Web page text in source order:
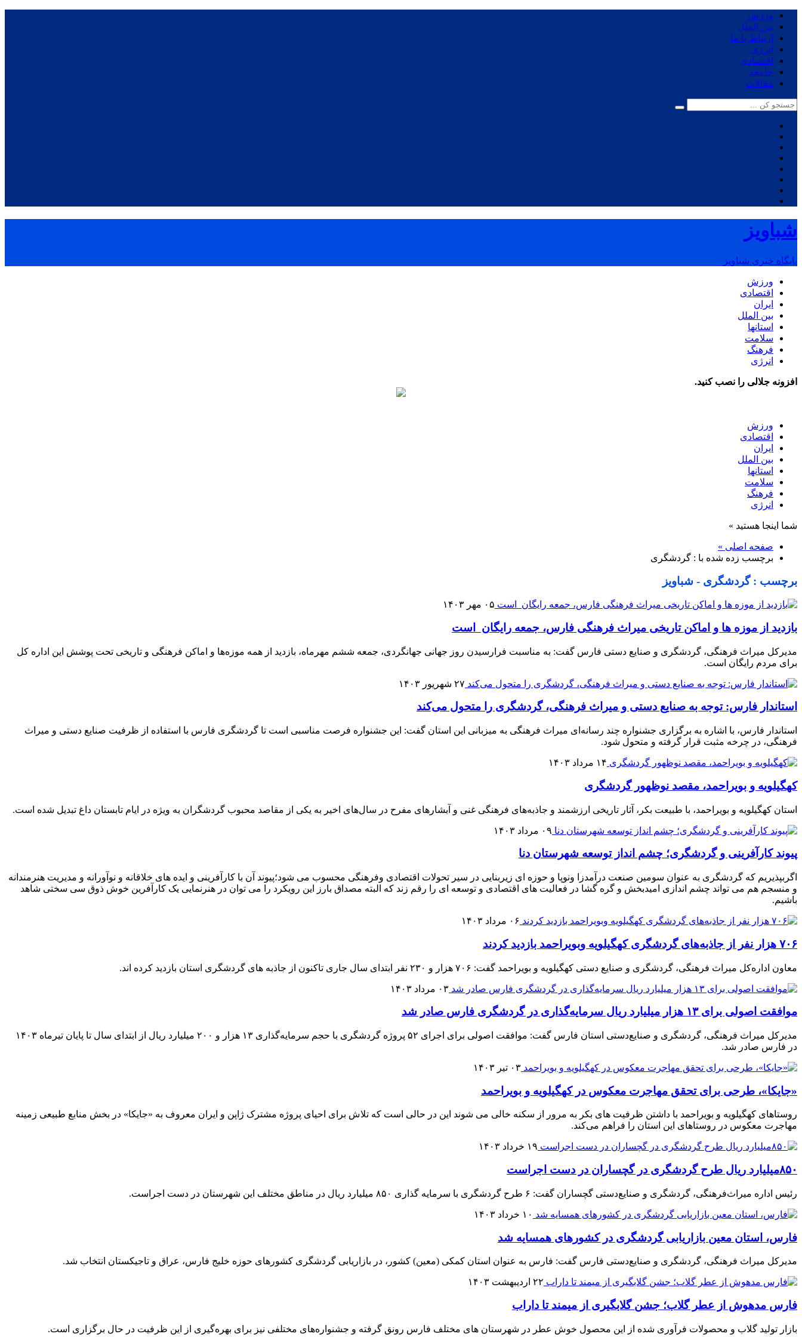
ورزش
بین الملل
ارتباط با ما
انرژی
اقتصادی
جامعه
مقالات
شباویز
پایگاه خبری شباویز
ورزش
اقتصادی
ایران
بین الملل
استانها
سلامت
فرهنگ
انرژی
افزونه جلالی را نصب کنید.
ورزش
اقتصادی
ایران
بین الملل
استانها
سلامت
فرهنگ
انرژی
شما اینجا هستید »
صفحه اصلی »
برچسب زده شده با : گردشگری
برچسب : گردشگری - شباویز
۰۵ مهر ۱۴۰۳
بازدید از موزه ها و اماکن تاریخی میراث فرهنگی فارس، جمعه رایگان است
مدیرکل میراث فرهنگی، گردشگری و صنایع دستی فارس گفت: به مناسبت فرارسیدن روز جهانی جهانگردی، جمعه ششم مهرماه، بازدید از همه موزه‌ها و اماکن فرهنگی و تاریخی تحت پوشش این اداره کل
برای مردم رایگان است.
۲۷ شهریور ۱۴۰۳
استاندار فارس: توجه به صنایع دستی و میراث فرهنگی، گردشگری را متحول می‌کند
استاندار فارس، با اشاره به برگزاری جشنواره چند رسانه‌ای میراث فرهنگی به میزبانی این استان گفت: این جشنواره فرصت مناسبی است تا گردشگری فارس با استفاده از ظرفیت صنایع دستی و میراث
فرهنگی، در چرخه مثبت قرار گرفته و متحول شود.
۱۴ مرداد ۱۴۰۳
کهگیلویه و بویراحمد، مقصد نوظهور گردشگری
استان کهگیلویه و بویراحمد، با طبیعت بکر، آثار تاریخی ارزشمند و جاذبه‌های فرهنگی غنی و آبشارهای مفرح در سال‌های اخیر به یکی از مقاصد محبوب گردشگران به ویژه در ایام تابستان داغ تبدیل شده است.
۰۹ مرداد ۱۴۰۳
پیوند کارآفرینی و گردشگری؛ چشم انداز توسعه شهرستان دنا
اگربپذیریم که گردشگری به عنوان سومین صنعت درآمدزا ونوپا و حوزه ای زیربنایی در سیر تحولات اقتصادی وفرهنگی محسوب می شود؛پیوند آن با کارآفرینی و ایده های خلاقانه و نوآورانه و مدیریت هنرمندانه
و منسجم هم می تواند چشم اندازی امیدبخش و گره گشا در فعالیت های اقتصادی و توسعه ای را رقم زند که البته مصداق بارز این رویکرد را می توان در هنرنمایی یک کارآفرین خوش ذوق سی سختی شاهد
باشیم.
۰۶ مرداد ۱۴۰۳
۷۰۶ هزار نفر از جاذبه‌های گردشگری کهگیلویه وبویراحمد بازدید کردند
معاون اداره‌کل میراث فرهنگی، گردشگری و صنایع دستی کهگیلویه و بویراحمد گفت: ۷۰۶ هزار و ۲۳۰ نفر ابتدای سال جاری تاکنون از جاذبه های گردشگری استان بازدید کرده اند.
۰۳ مرداد ۱۴۰۳
موافقت اصولی برای ۱۳ هزار میلیارد ریال سرمایه‌گذاری در گردشگری فارس صادر شد
مدیرکل میراث فرهنگی، گردشگری و صنایع‌دستی استان فارس گفت: موافقت اصولی برای اجرای ۵۲ پروژه گردشگری با حجم سرمایه‌گذاری ۱۳ هزار و ۲۰۰ میلیارد ریال از ابتدای سال تا پایان تیرماه ۱۴۰۳
در فارس صادر شد.
۰۳ تیر ۱۴۰۳
«جایکا»، طرحی برای تحقق مهاجرت معکوس در کهگیلویه و بویراحمد
روستاهای کهگیلویه و بویراحمد با داشتن ظرفیت های بکر به مرور از سکنه خالی می شوند این در حالی است که تلاش برای احیای پروژه مشترک ژاپن و ایران معروف به «جایکا» در بخش منابع طبیعی زمینه
مهاجرت معکوس در روستاهای این استان را فراهم می‌کند.
۱۹ خرداد ۱۴۰۳
۸۵۰میلیارد ریال طرح گردشگری در گچساران در دست اجراست
رئیس اداره میراث‌فرهنگی، گردشگری و صنایع‌دستی گچساران گفت: ۶ طرح گردشگری با سرمایه گذاری ۸۵۰ میلیارد ریال در مناطق مختلف این شهرستان در دست اجراست.
۱۰ خرداد ۱۴۰۳
فارس، استان معین بازاریابی گردشگری در کشورهای همسایه شد
مدیرکل میراث فرهنگی، گردشگری و صنایع‌دستی فارس گفت: فارس به عنوان استان کمکی (معین) کشور، در بازاریابی گردشگری کشورهای حوزه خلیج فارس، عراق و تاجیکستان انتخاب شد.
۲۲ اردیبهشت ۱۴۰۳
فارس مدهوش از عطر گلاب؛ جشن گلابگیری از میمند تا داراب
بازار تولید گلاب و محصولات فرآوری شده از این محصول خوش عطر در شهرستان های مختلف فارس رونق گرفته و جشنواره‌های مختلفی نیز برای بهره‌گیری از این ظرفیت در حال برگزاری است.